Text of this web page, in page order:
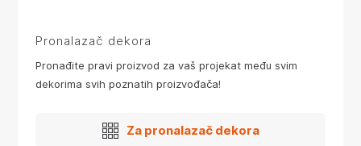
Pronalazač dekora
Pronađite pravi proizvod za vaš projekat među svim
dekorima svih poznatih proizvođača!
Za pronalazač dekora